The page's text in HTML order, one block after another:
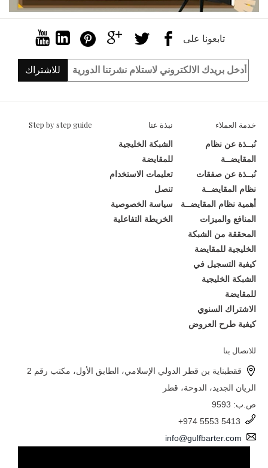
تابعونا على
للاشتراك
خدمة العملاء
نُبــذة عن نظام
المقايضــة
نُبــذة عن صفقات
نظام المقايضــة
أهمية نظام المقايضــة
المنافع والميزات
المحققة من الشبكة
الخليجية للمقايضة
كيفية التسجيل في
الشبكة الخليجية
للمقايضة
الاشتراك السنوي
كيفية طرح العروض
نبذة عنا
الشبكة الخليجية
للمقايضة
تعليمات الاستخدام
تنصل
سياسة الخصوصية
الخريطة التفاعلية
للاتصال بنا
ققطبناية بن قطر الدولي الإسلامي، الطابق الأول، مكتب رقم 2
الريان الجديد، الدوحة، قطر
ص.ب: 9593
+974 5553 5413
info@gulfbarter.com
Step by step guide